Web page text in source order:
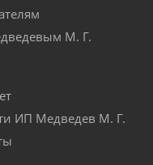
М. Г.
ИП Медведев М. Г.